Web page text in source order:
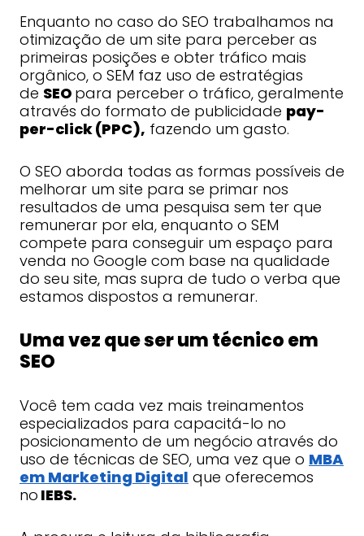
Enquanto no caso do SEO trabalhamos na
otimização de um site para perceber as
primeiras posições e obter tráfico mais
orgânico, o SEM faz uso de estratégias
de SEO para perceber o tráfico, geralmente
através do formato de publicidade pay-
per-click (PPC), fazendo um gasto.
O SEO aborda todas as formas possíveis de
melhorar um site para se primar nos
resultados de uma pesquisa sem ter que
remunerar por ela, enquanto o SEM
compete para conseguir um espaço para
venda no Google com base na qualidade
do seu site, mas supra de tudo o verba que
estamos dispostos a remunerar.
Uma vez que ser um técnico em
SEO
Você tem cada vez mais treinamentos
especializados para capacitá-lo no
posicionamento de um negócio através do
uso de técnicas de SEO, uma vez que o MBA
em Marketing Digital que oferecemos
no IEBS.